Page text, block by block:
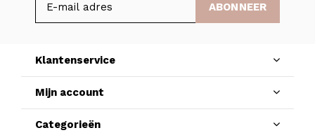
ABONNEER
Klantenservice
Mijn account
Categorieën